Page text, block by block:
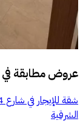
عروض مطابقة في
الشرقية